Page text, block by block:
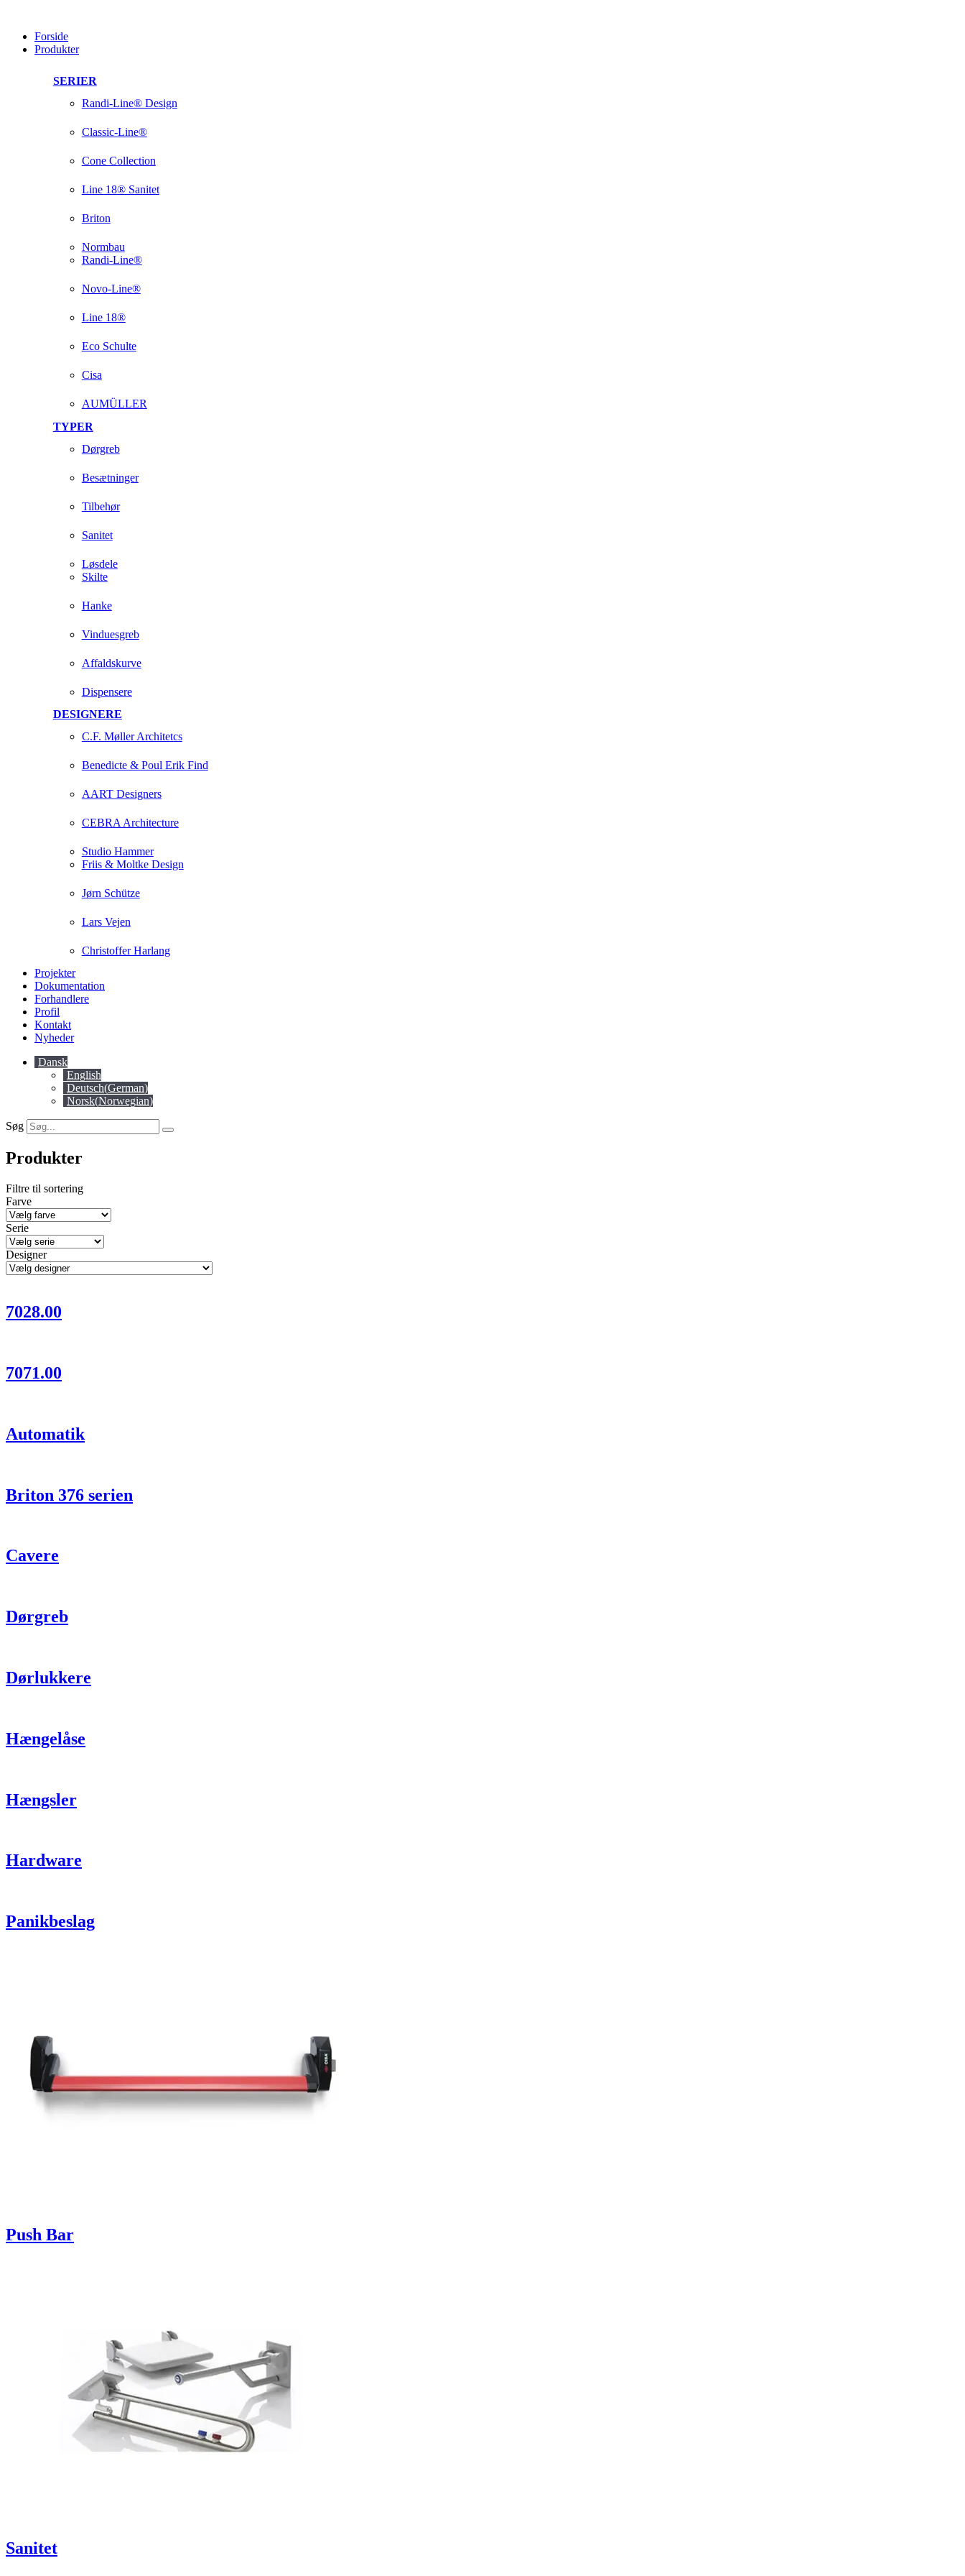
indholdForside
Produkter
SERIER
Randi-Line® Design
Classic-Line®
Cone Collection
Line 18® Sanitet
Briton
Normbau
Randi-Line®
Novo-Line®
Line 18®
Eco Schulte
Cisa
AUMÜLLER
TYPER
Dørgreb
Besætninger
Tilbehør
Sanitet
Løsdele
Skilte
Hanke
Vinduesgreb
Affaldskurve
Dispensere
DESIGNERE
C.F. Møller Architetcs
Benedicte & Poul Erik Find
AART Designers
CEBRA Architecture
Studio Hammer
Friis & Moltke Design
Jørn Schütze
Lars Vejen
Christoffer Harlang
Projekter
Dokumentation
Forhandlere
Profil
Kontakt
Nyheder
Dansk
English
Deutsch(German)
Norsk(Norwegian)
Søg
Produkter
Filtre til sortering
Farve
Serie
Designer
7028.00
7071.00
Automatik
Briton 376 serien
Cavere
Dørgreb
Dørlukkere
Hængelåse
Hængsler
Hardware
Panikbeslag
Push Bar
Sanitet